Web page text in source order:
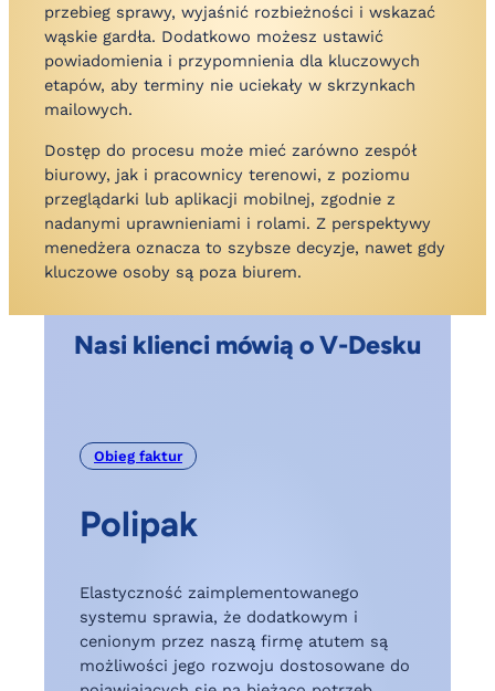
przebieg sprawy, wyjaśnić rozbieżności i wskazać
wąskie gardła. Dodatkowo możesz ustawić
powiadomienia i przypomnienia dla kluczowych
etapów, aby terminy nie uciekały w skrzynkach
mailowych.
Dostęp do procesu może mieć zarówno zespół
biurowy, jak i pracownicy terenowi, z poziomu
przeglądarki lub aplikacji mobilnej, zgodnie z
nadanymi uprawnieniami i rolami. Z perspektywy
menedżera oznacza to szybsze decyzje, nawet gdy
kluczowe osoby są poza biurem.
Nasi klienci mówią o V-Desku
Obieg faktur
Polipak
Elastyczność zaimplementowanego
systemu sprawia, że dodatkowym i
cenionym przez naszą firmę atutem są
możliwości jego rozwoju dostosowane do